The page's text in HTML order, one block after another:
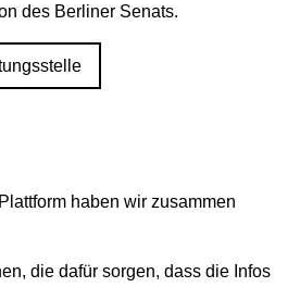
des Berliner Senats.
haben wir zusammen
die dafür sorgen, dass die Infos